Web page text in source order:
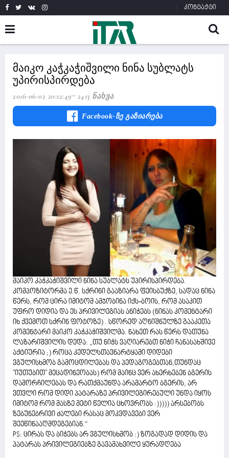
კონტაქტი
მაიკო კაჭკაჭიშვილი ნინა სუბლატს
უპირისპირდება
2016-06-02 20:12:49 2413 Ნახვა
Facebook-Ზე Გაზიარება
მაიკო კაჭკაჭიშვილი ნინა სუბლატს უპირისპირდება.
კომპოზიტორმა ე.წ. სქრინი გააზიარა ფეისბუქზე, სადაც ნინა
წერს, რომ ცირა იმიტომ ამჯობინა იქს-ბოის, რომ ასაკით
უფრო დიდია და ეს პრივილეგიას ანიჭებს (ნინას კომენტარი
იხ ქვემოთ სქრინ ფოტოზე) . სწორედ აღნიშნულზე გააკეთა
კომენტარი მაიკო კაჭკაჭიშვილმა. ნახეთ რას წერს დათუნა
ლაზარიშვილის დედა: „თუ ნიჭს ვაღიარებთ ნიჭი ჩანასახშივე
აქტიურია ;) როცა კედელსთავნარტყამი დიდები
ვგულისხმობ გამოცდილებას და პედაგოგებთან,თუნდაც
"იუთუბით" მეცადინეობას) რომ მაინც ვერ ახერხებენ ბგერის
დამორჩილებას და რათქმაუნდა არამარტო ბგერის, არ
ვთვლი რომ დიდი პატარაზე პრივილეგირებული უნდა იყოს
იმიტომ რომ მასზე მეტი წელია ცხოვრობს :))))) არსებობს
ზებუნებრივი ძალები რასაც მოკვდავები ვერ
შეეწინააღმდეგებიან.“
PS: ცირას და ბიჭებს არ ვგულისხმობ :) ზოგადად დიდის და
პატარას პრივილეგიებზე გავამახვილე ყურადღება